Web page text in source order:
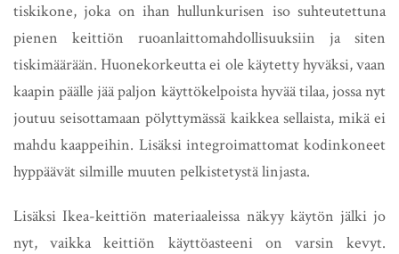
tiskikone, joka on ihan hullunkurisen iso suhteutettuna
pienen keittiön ruoanlaittomahdollisuuksiin ja siten
tiskimäärään. Huonekorkeutta ei ole käytetty hyväksi, vaan
kaapin päälle jää paljon käyttökelpoista hyvää tilaa, jossa nyt
joutuu seisottamaan pölyttymässä kaikkea sellaista, mikä ei
mahdu kaappeihin. Lisäksi integroimattomat kodinkoneet
hyppäävät silmille muuten pelkistetystä linjasta.
Lisäksi Ikea-keittiön materiaaleissa näkyy käytön jälki jo
nyt, vaikka keittiön käyttöasteeni on varsin kevyt.